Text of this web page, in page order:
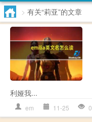
> 有关“莉亚”的文章
利娅我...
em 11-25 0